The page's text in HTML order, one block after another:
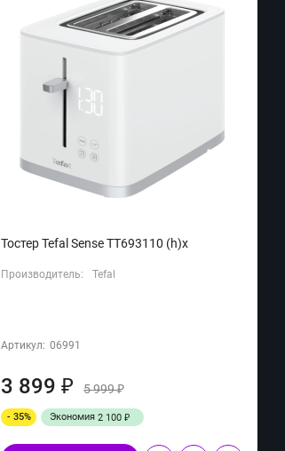
Тостер Tefal Sense TT693110 (h)x
Производитель: Tefal
Артикул: 06991
3 899₽ 5 999₽
- 35% Экономия2 100₽